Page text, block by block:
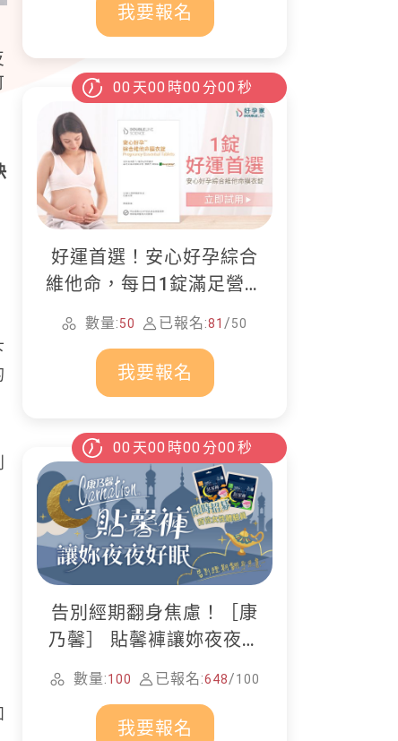
我要報名
00 天00 時00 分00 秒
好運首選！安心好孕綜合
維他命，每日1錠滿足營養
所需
數量:50 已報名:81 /50
我要報名
00 天00 時00 分00 秒
告別經期翻身焦慮！［康
乃馨］ 貼馨褲讓妳夜夜好
數量:100 已報名:648/100
我要報名